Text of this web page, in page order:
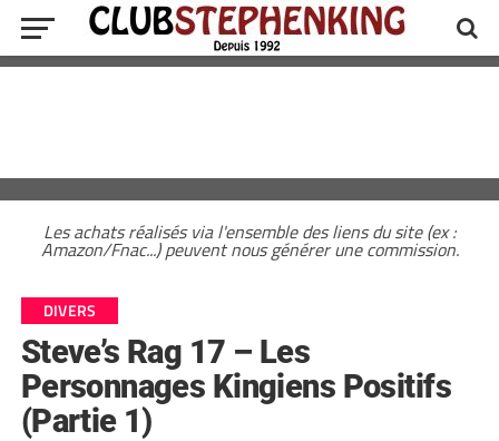
Les achats réalisés via l'ensemble des liens du site (ex :
Amazon/Fnac...) peuvent nous générer une commission.
DIVERS
Steve’s Rag 17 – Les
Personnages Kingiens Positifs
(Partie 1)